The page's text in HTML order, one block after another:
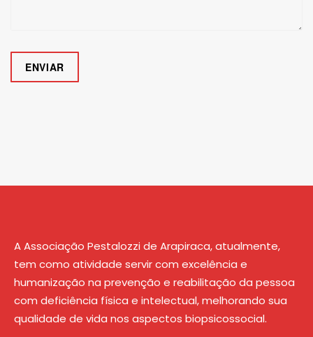
A Associação Pestalozzi de Arapiraca, atualmente,
tem como atividade servir com excelência e
humanização na prevenção e reabilitação da pessoa
com deficiência física e intelectual, melhorando sua
qualidade de vida nos aspectos biopsicossocial.